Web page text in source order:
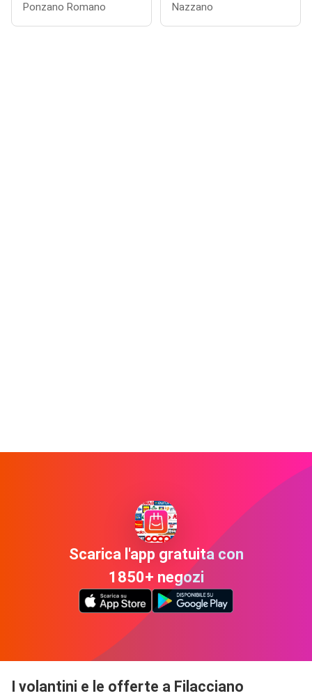
Ponzano Romano Nazzano
Scarica l'app gratuita con
1850+ negozi
I volantini e le offerte a Filacciano